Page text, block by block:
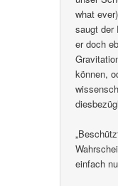
what
saugt der
er doch
können,
einfach